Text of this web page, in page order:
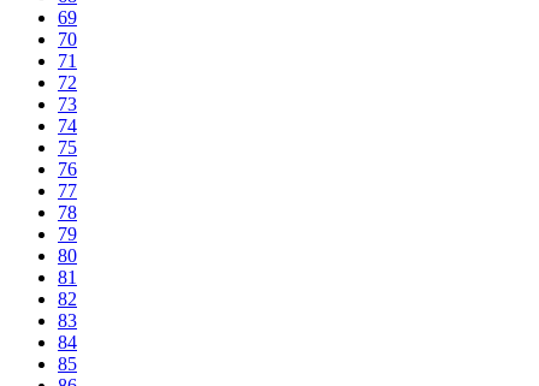
69
70
71
72
73
74
75
76
77
78
79
80
81
82
83
84
85